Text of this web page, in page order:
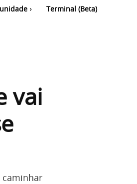
Terminal (Beta)
vai
caminhar